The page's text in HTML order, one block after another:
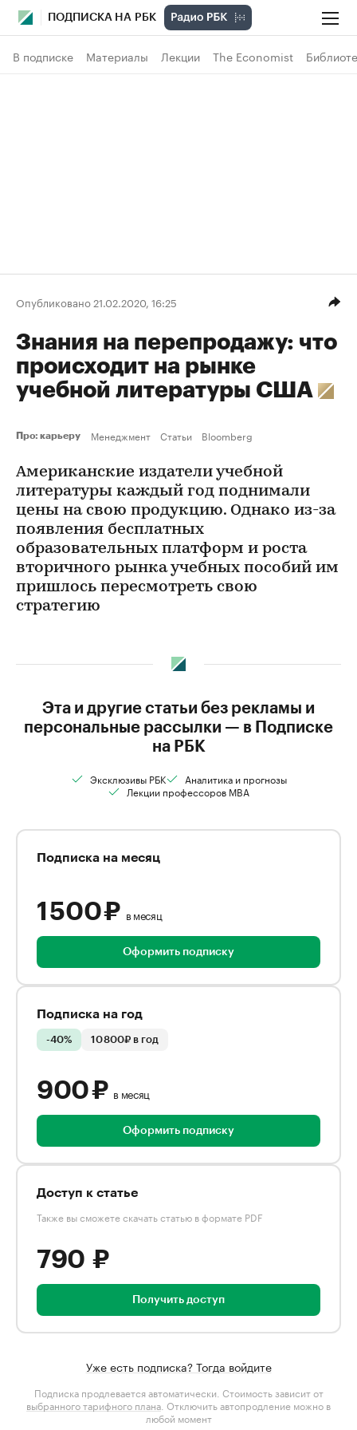
ПОДПИСКА НА РБК
В подписке Материалы Лекции The Economist
Опубликовано 21.02.2020, 16:25
Знания на перепродажу: что
происходит на рынке
учебной литературы США
Про: карьеру Менеджмент Статьи Bloomberg
Американские издатели учебной
литературы каждый год поднимали
цены на свою продукцию. Однако из-за
появления бесплатных
образовательных платформ и роста
вторичного рынка учебных пособий им
пришлось пересмотреть свою
стратегию
Эта и другие статьи без рекламы и
персональные рассылки — в Подписке
на РБК
Эксклюзивы РБК
Аналитика и прогнозы
Лекции профессоров MBA
Подписка на месяц
1 500 ₽ в месяц
Оформить подписку
Подписка на год
-40% 10 800₽ в год
900 ₽ в месяц
Оформить подписку
Доступ к статье
Также вы сможете скачать статью в формате PDF
790 ₽
Получить доступ
Уже есть подписка? Тогда войдите
Подписка продлевается автоматически. Стоимость зависит от
выбранного тарифного плана . Отключить автопродление можно в
любой момент